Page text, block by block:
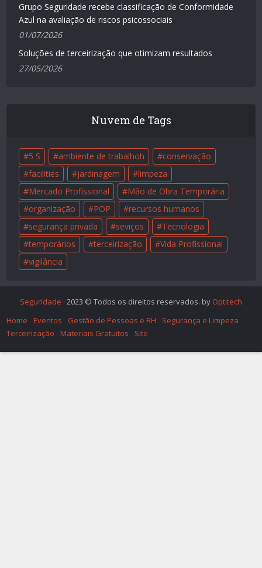
Grupo Seguridade recebe classificação de Conformidade
Azul na avaliação de riscos psicossociais
01/07/2026
Soluções de terceirização que otimizam resultados
27/05/2026
Nuvem de Tags
5 S ambiente de trabalhoh
conservação
facilities
jardinagem
limpeza
Mercado Profissional
Mão de Obra Temporária
organização
POP
recursos humanos
segurança privada
seviços
Tecnologia
temporários
terceirização
Vida Profissional
vigilância
Seguridade · 2023 © Todos os direitos reservados. by Optitech
Home
Eventos Gestão de Pessoas e RH
Segurança e Limpeza
Terceirização
Materiais Gratuitos Site